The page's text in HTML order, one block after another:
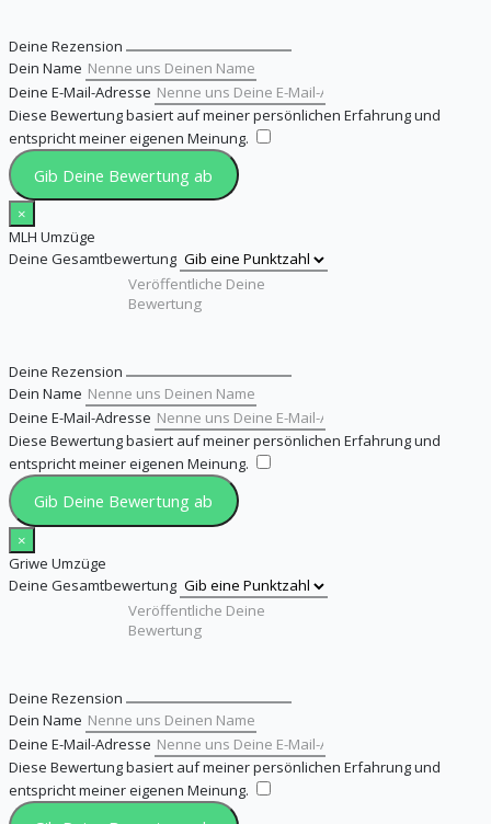
Deine Rezension
Dein Name
Deine E-Mail-Adresse
Diese Bewertung basiert auf meiner persönlichen Erfahrung und
entspricht meiner eigenen Meinung.
Gib Deine Bewertung ab
×
MLH Umzüge
Deine Gesamtbewertung
Deine Rezension
Dein Name
Deine E-Mail-Adresse
Diese Bewertung basiert auf meiner persönlichen Erfahrung und
entspricht meiner eigenen Meinung.
Gib Deine Bewertung ab
×
Griwe Umzüge
Deine Gesamtbewertung
Deine Rezension
Dein Name
Deine E-Mail-Adresse
Diese Bewertung basiert auf meiner persönlichen Erfahrung und
entspricht meiner eigenen Meinung.